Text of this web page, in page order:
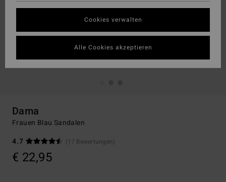
Dama
Frauen Blau Sandalen
4.7
(17 Bewertungen)
€ 22,95
Cookies verwalten
Alle Cookies akzeptieren